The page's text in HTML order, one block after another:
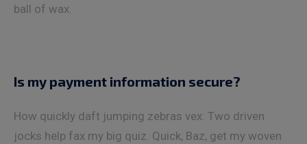
ball of wax.
Is my payment information secure?
How quickly daft jumping zebras vex. Two driven
jocks help fax my big quiz. Quick, Baz, get my woven